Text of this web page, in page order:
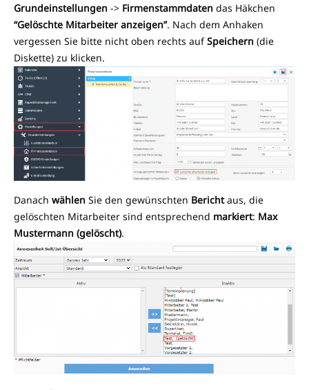
Grundeinstellungen -> Firmenstammdaten das Häkchen
“Gelöschte Mitarbeiter anzeigen”. Nach dem Anhaken
vergessen Sie bitte nicht oben rechts aufSpeichern (die
Diskette) zu klicken.
Danach wählen Sie den gewünschten Berichtaus, die
gelöschten Mitarbeiter sind entsprechend markiert: Max
Mustermann (gelöscht).